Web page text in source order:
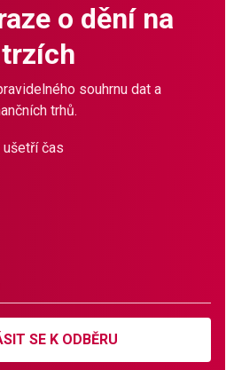
o dění na
souhrnu dat a
trhů.
ušetří čas
SE K ODBĚRU